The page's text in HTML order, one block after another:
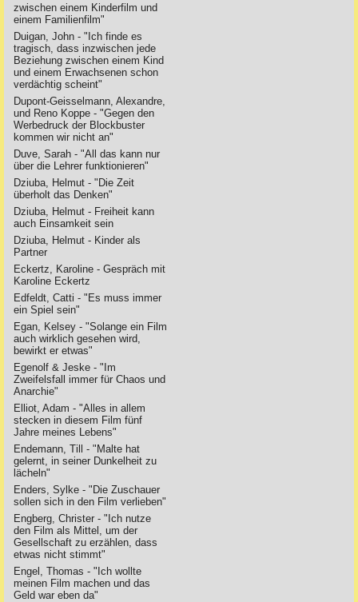
zwischen einem Kinderfilm und
einem Familienfilm"
Duigan, John - "Ich finde es
tragisch, dass inzwischen jede
Beziehung zwischen einem Kind
und einem Erwachsenen schon
verdächtig scheint"
Dupont-Geisselmann, Alexandre,
und Reno Koppe - "Gegen den
Werbedruck der Blockbuster
kommen wir nicht an"
Duve, Sarah - "All das kann nur
über die Lehrer funktionieren"
Dziuba, Helmut - "Die Zeit
überholt das Denken"
Dziuba, Helmut - Freiheit kann
auch Einsamkeit sein
Dziuba, Helmut - Kinder als
Partner
Eckertz, Karoline - Gespräch mit
Karoline Eckertz
Edfeldt, Catti - "Es muss immer
ein Spiel sein"
Egan, Kelsey - "Solange ein Film
auch wirklich gesehen wird,
bewirkt er etwas"
Egenolf & Jeske - "Im
Zweifelsfall immer für Chaos und
Anarchie"
Elliot, Adam - "Alles in allem
stecken in diesem Film fünf
Jahre meines Lebens"
Endemann, Till - "Malte hat
gelernt, in seiner Dunkelheit zu
lächeln"
Enders, Sylke - "Die Zuschauer
sollen sich in den Film verlieben"
Engberg, Christer - "Ich nutze
den Film als Mittel, um der
Gesellschaft zu erzählen, dass
etwas nicht stimmt"
Engel, Thomas - "Ich wollte
meinen Film machen und das
Geld war eben da"